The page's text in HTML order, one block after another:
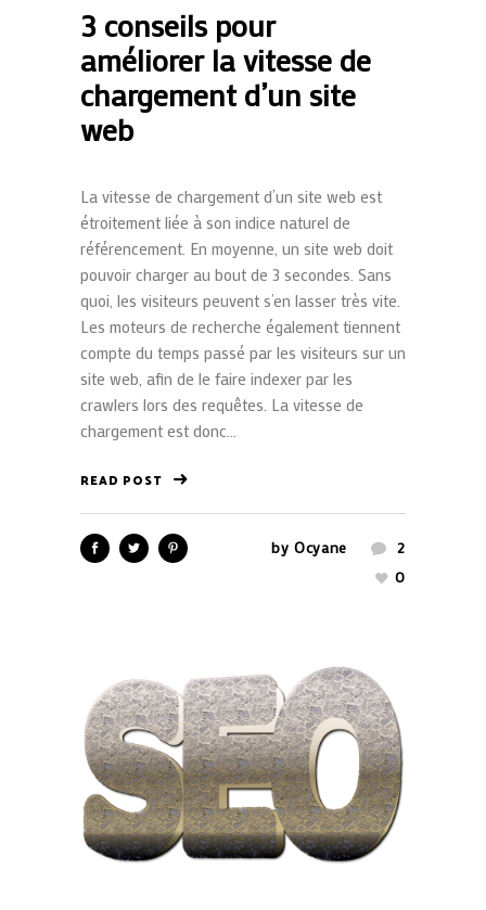
3 conseils pour
améliorer la vitesse de
chargement d’un site
web
La vitesse de chargement d’un site web est
étroitement liée à son indice naturel de
référencement. En moyenne, un site web doit
pouvoir charger au bout de 3 secondes. Sans
quoi, les visiteurs peuvent s’en lasser très vite.
Les moteurs de recherche également tiennent
compte du temps passé par les visiteurs sur un
site web, afin de le faire indexer par les
crawlers lors des requêtes. La vitesse de
chargement est donc...
READ POST
by Ocyane
2
0